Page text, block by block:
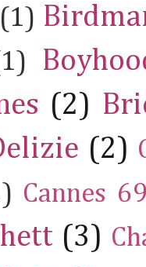
(1)
(2)
(2)
Cannes
(3)